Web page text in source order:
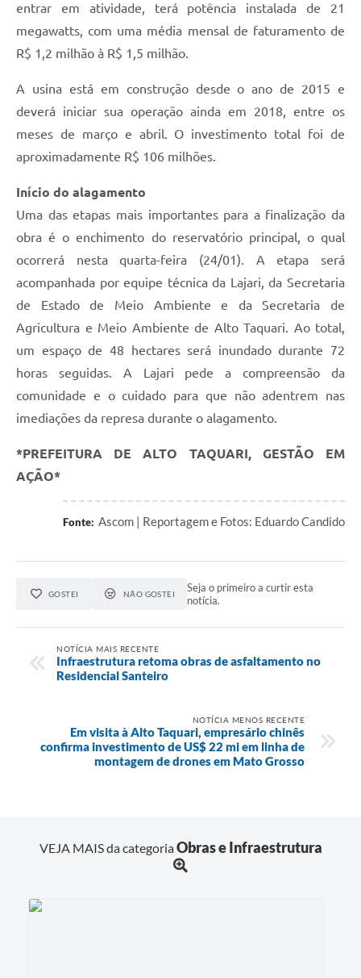
entrar em atividade, terá potência instalada de 21
megawatts, com uma média mensal de faturamento de
R$ 1,2 milhão à R$ 1,5 milhão.
A usina está em construção desde o ano de 2015 e
deverá iniciar sua operação ainda em 2018, entre os
meses de março e abril. O investimento total foi de
aproximadamente R$ 106 milhões.
Início do alagamento
Uma das etapas mais importantes para a finalização da
obra é o enchimento do reservatório principal, o qual
ocorrerá nesta quarta-feira (24/01). A etapa será
acompanhada por equipe técnica da Lajari, da Secretaria
de Estado de Meio Ambiente e da Secretaria de
Agricultura e Meio Ambiente de Alto Taquari. Ao total,
um espaço de 48 hectares será inundado durante 72
horas seguidas. A Lajari pede a compreensão da
comunidade e o cuidado para que não adentrem nas
imediações da represa durante o alagamento.
*PREFEITURA DE ALTO TAQUARI, GESTÃO EM
AÇÃO*
Fonte: Ascom | Reportagem e Fotos: Eduardo Candido
GOSTEI NÃO GOSTEI
Seja o primeiro a curtir esta
notícia.
NOTÍCIA MAIS RECENTE
Infraestrutura retoma obras de asfaltamento no
Residencial Santeiro
NOTÍCIA MENOS RECENTE
Em visita à Alto Taquari, empresário chinês
confirma investimento de US$ 22 mi em linha de
montagem de drones em Mato Grosso
VEJA MAIS da categoriaObras e Infraestrutura